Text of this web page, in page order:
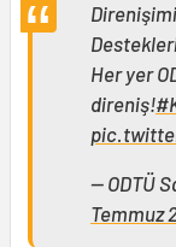
Her yer
direniş!
— ODTÜ
Temmuz